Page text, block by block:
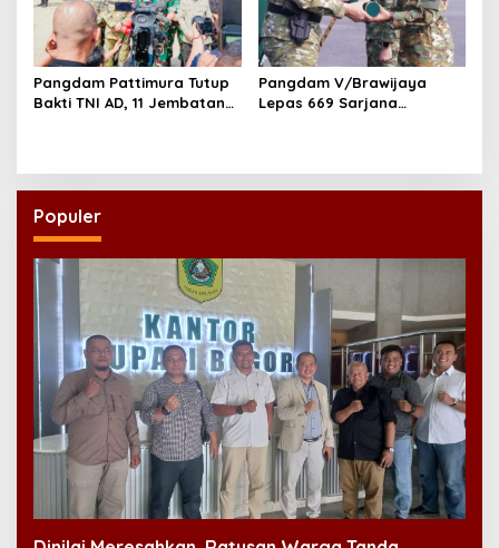
Pangdam Pattimura Tutup
Bakti TNI AD, 11 Jembatan
Pangdam V/Brawijaya
Lepas 669 Sarjana
Populer